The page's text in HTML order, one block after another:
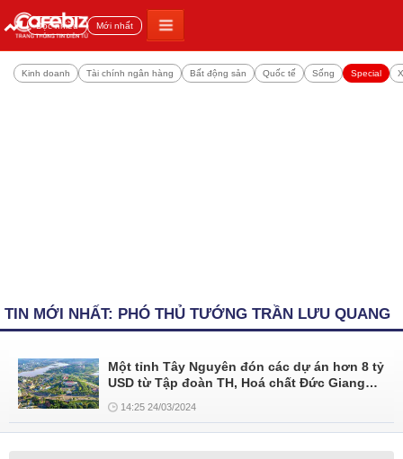
Đọc nhiều Mới nhất
Kinh doanh Tài chính ngân hàng Bất động sản Quốc tế Sống Special
TIN MỚI NHẤT: PHÓ THỦ TƯỚNG TRẦN LƯU QUANG
Một tỉnh Tây Nguyên đón các dự án hơn 8 tỷ
USD từ Tập đoàn TH, Hoá chất Đức Giang…
14:25 24/03/2024